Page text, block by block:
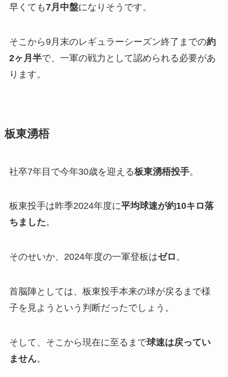
早くても7月中盤になりそうです。
そこから9月末のレギュラーシーズン終了までの約
2ヶ月半で、一軍の戦力として認められる必要があ
ります。
板東湧梧
社卒7年目で今年30歳を迎える板東湧梧投手。
板東投手は昨季2024年度に平均球速が約10キロ落
ちました。
そのせいか、2024年度の一軍登板はゼロ。
首脳陣としては、板東投手本来の球が戻るまで様
子を見ようという判断だったでしょう。
そして、そこから現在に至るまで球速は戻ってい
ません。